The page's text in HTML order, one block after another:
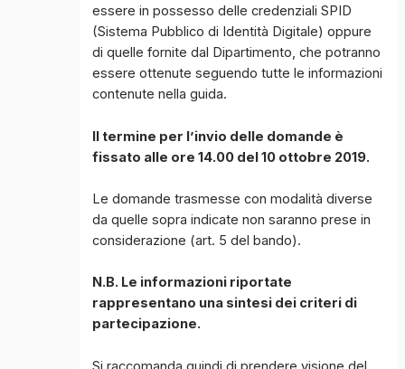
essere in possesso delle credenziali SPID
(Sistema Pubblico di Identità Digitale) oppure
di quelle fornite dal Dipartimento, che potranno
essere ottenute seguendo tutte le informazioni
contenute nella guida.
Il termine per l’invio delle domande è
fissato alle ore 14.00 del 10 ottobre 2019.
Le domande trasmesse con modalità diverse
da quelle sopra indicate non saranno prese in
considerazione (art. 5 del bando).
N.B. Le informazioni riportate
rappresentano una sintesi dei criteri di
partecipazione.